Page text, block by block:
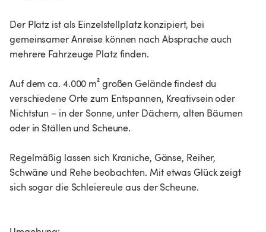
Der Platz ist als Einzelstellplatz konzipiert, bei
gemeinsamer Anreise können nach Absprache auch
mehrere Fahrzeuge Platz finden.
Auf dem ca. 4.000 m² großen Gelände findest du
verschiedene Orte zum Entspannen, Kreativsein oder
Nichtstun – in der Sonne, unter Dächern, alten Bäumen
oder in Ställen und Scheune.
Regelmäßig lassen sich Kraniche, Gänse, Reiher,
Schwäne und Rehe beobachten. Mit etwas Glück zeigt
sich sogar die Schleiereule aus der Scheune.